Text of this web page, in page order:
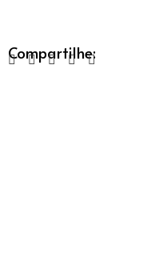
Compartilhe: